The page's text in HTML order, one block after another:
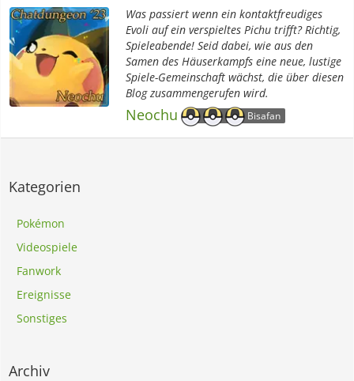
Was passiert wenn ein kontaktfreudiges
Evoli auf ein verspieltes Pichu trifft? Richtig,
Spieleabende! Seid dabei, wie aus den
Samen des Häuserkampfs eine neue, lustige
Spiele-Gemeinschaft wächst, die über diesen
Blog zusammengerufen wird.
Neochu Bisafan
Kategorien
Pokémon
Videospiele
Fanwork
Ereignisse
Sonstiges
Archiv